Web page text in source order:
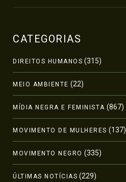
CATEGORIAS
DIREITOS HUMANOS (315)
MEIO AMBIENTE (22)
MÍDIA NEGRA E FEMINISTA (867)
MOVIMENTO DE MULHERES (137)
MOVIMENTO NEGRO (335)
ÚLTIMAS NOTÍCIAS (229)